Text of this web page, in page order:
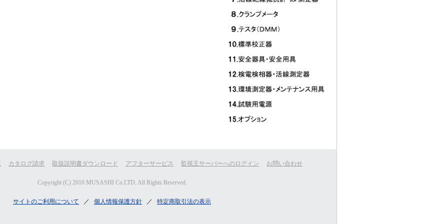
カタログ請求 取扱説明書ダウンロード アフターサービス 監視王サーバーへのログイン お問い合わせ
Copyright (C) 2010 MUSASHI Co.LTD. All Rights Reserved.
サイトのご利用について ／ 個人情報保護方針 ／ 特定商取引法の表示